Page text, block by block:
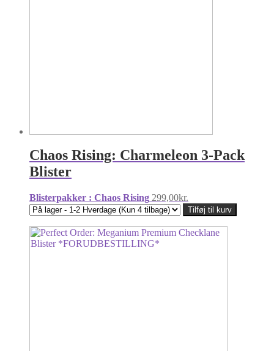
Chaos Rising: Charmeleon 3-Pack
Blister
Blisterpakker : Chaos Rising 299,00kr.
Tilføj til kurv